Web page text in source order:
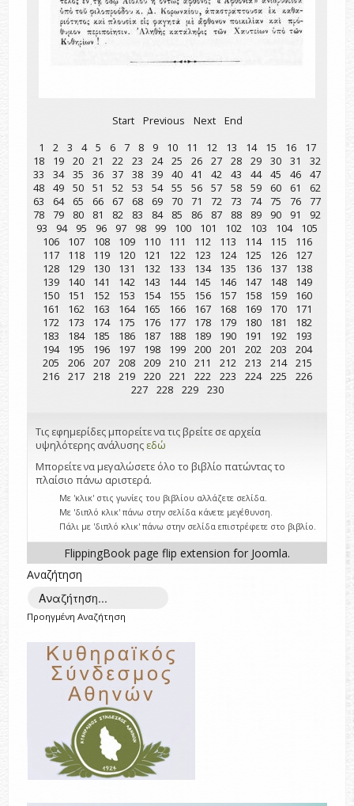
Start Previous Next
End
1
2 3 4 5 6 7 8 9 10 11 12 13 14 15 16
17
18
19 20 21 22 23 24 25 26 27 28 29 30 31
32
33
34 35 36 37 38 39 40 41 42 43 44 45 46
47
48
49 50 51 52 53 54 55 56 57 58 59 60 61
62
63
64 65 66 67 68 69 70 71 72 73 74 75 76
77
78
79 80 81 82 83 84 85 86 87 88 89 90 91
92
93
94 95 96 97 98 99 100 101 102 103 104
105
106
107 108 109 110 111 112 113 114 115
116
117
118 119 120 121 122 123 124 125 126
127
128
129 130 131 132 133 134 135 136 137
138
139
140 141 142 143 144 145 146 147 148
149
150
151 152 153 154 155 156 157 158 159
160
161
162 163 164 165 166 167 168 169 170
171
172
173 174 175 176 177 178 179 180 181
182
183
184 185 186 187 188 189 190 191 192
193
194
195 196 197 198 199 200 201 202 203
204
205
206 207 208 209 210 211 212 213 214
215
216
217 218 219 220 221 222 223 224 225
226
227
228 229 230
Τις εφημερίδες μπορείτε να τις βρείτε σε αρχεία
υψηλότερης ανάλυσης εδώ
Μπορείτε να μεγαλώσετε όλο το βιβλίο πατώντας το
πλαίσιο πάνω αριστερά.
Με 'κλικ' στις γωνίες του βιβλίου αλλάζετε σελίδα.
Με 'διπλό κλικ' πάνω στην σελίδα κάνετε μεγέθυνση.
Πάλι με 'διπλό κλικ' πάνω στην σελίδα επιστρέφετε στο βιβλίο.
FlippingBook page flip extension for Joomla.
Αναζήτηση
Προηγμένη Αναζήτηση